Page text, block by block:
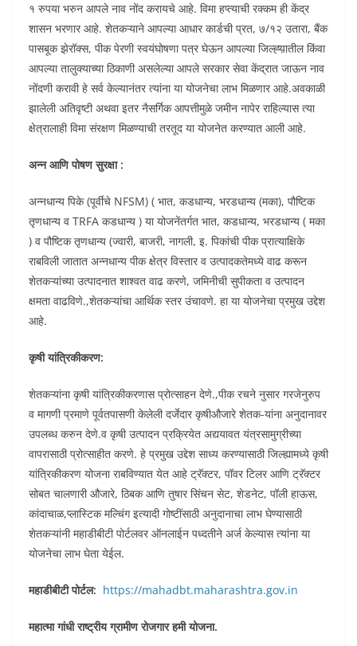
१ रुपया भरुन आपले नाव नोंद करायचे आहे. विमा हप्त्याची रक्कम ही केंद्र
शासन भरणार आहे. शेतकऱ्याने आपल्या आधार कार्डची प्रत, ७/१२ उतारा, बैंक
पासबूक झेरॉक्स, पीक पेरणी स्वयंघोषणा पत्र घेऊन आपल्या जिल्ह्य़ातील किंवा
आपल्या तालुक्याच्या ठिकाणी असलेल्या आपले सरकार सेवा केंद्रात जाऊन नाव
नोंदणी करावी हे सर्व केल्यानंतर त्यांना या योजनेचा लाभ मिळणार आहे.अवकाळी
झालेली अतिवृष्टी अथवा इतर नैसर्गिक आपत्तीमुळे जमीन नापेर राहिल्यास त्या
क्षेत्रालाही विमा संरक्षण मिळण्याची तरतूद या योजनेत करण्यात आली आहे.
अन्न आणि पोषण सुरक्षा :
अन्नधान्य पिके (पूर्वीचे NFSM) ( भात, कडधान्य, भरडधान्य (मका), पौष्टिक
तृणधान्य व TRFA कडधान्य ) या योजनेंतर्गत भात, कडधान्य, भरडधान्य ( मका
) व पौष्टिक तृणधान्य (ज्वारी, बाजरी, नागली, इ. पिकांची पीक प्रात्याक्षिके
राबविली जातात अन्नधान्य पीक क्षेत्र विस्तार व उत्पादकतेमध्ये वाढ करून
शेतकऱ्यांच्या उत्पादनात शाश्वत वाढ करणे, जमिनीची सुपीकता व उत्पादन
क्षमता वाढविणे.,शेतकऱ्यांचा आर्थिक स्तर उंचावणे. हा या योजनेचा प्रमुख उद्देश
आहे.
कृषी यांत्रिकीकरण:
शेतकऱ्यांना कृषी यांत्रिकीकरणास प्रोत्साहन देणे.,पीक रचने नुसार गरजेनुरुप
व मागणी प्रमाणे पूर्वतपासणी केलेली दर्जेदार कृषीऔजारे शेतक-यांना अनुदानावर
उपलब्ध करुन देणे.व कृषी उत्पादन प्रक्रियेत अद्ययावत यंत्रसामुग्रीच्या
वापरासाठी प्रोत्साहीत करणे. हे प्रमुख उद्देश साध्य करण्यासाठी जिल्ह्यामध्ये कृषी
यांत्रिकीकरण योजना राबविण्यात येत आहे ट्रॅक्टर, पॉवर टिलर आणि ट्रॅक्टर
सोबत चालणारी औजारे, ठिबक आणि तुषार सिंचन सेट, शेडनेट, पॉली हाऊस,
कांदाचाळ,प्लास्टिक मल्चिंग इत्यादी गोष्टींसाठी अनुदानाचा लाभ घेण्यासाठी
शेतकऱ्यांनी महाडीबीटी पोर्टलवर ऑनलाईन पध्दतीने अर्ज केल्यास त्यांना या
योजनेचा लाभ घेता येईल.
महाडीबीटी पोर्टल: https://mahadbt.maharashtra.gov.in
महात्मा गांधी राष्ट्रीय ग्रामीण रोजगार हमी योजना.